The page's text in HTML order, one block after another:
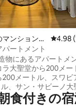
ンション・
レビュ
4.98
ートメント
物にあるアパートメ
ラ大聖堂から200メー
200メートル、スワビ
、サン・サビーノ大
。キッチンとバスル
ッドルームから構成
食付きの